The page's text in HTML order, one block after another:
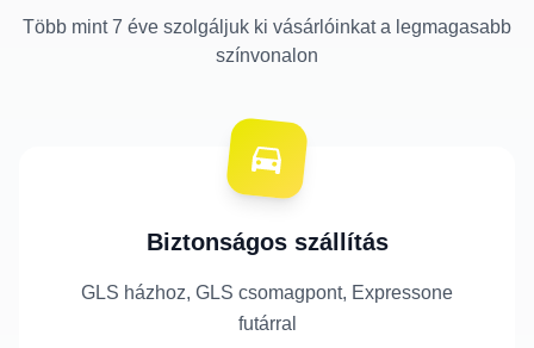
Több mint 7 éve szolgáljuk ki vásárlóinkat a legmagasabb
színvonalon
Biztonságos szállítás
GLS házhoz, GLS csomagpont, Expressone
futárral